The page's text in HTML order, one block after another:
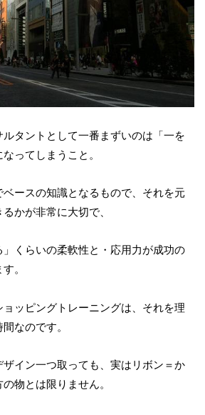
タントとして一番まずいのは「一を
ってしまうこと。
ースの知識となるもので、それを元
かが非常に大切で、
」くらいの柔軟性と・応用力が成功の
。
ッピングトレーニングは、それを理
なのです。
イン一つ取っても、実はリボン＝か
物とは限りません。